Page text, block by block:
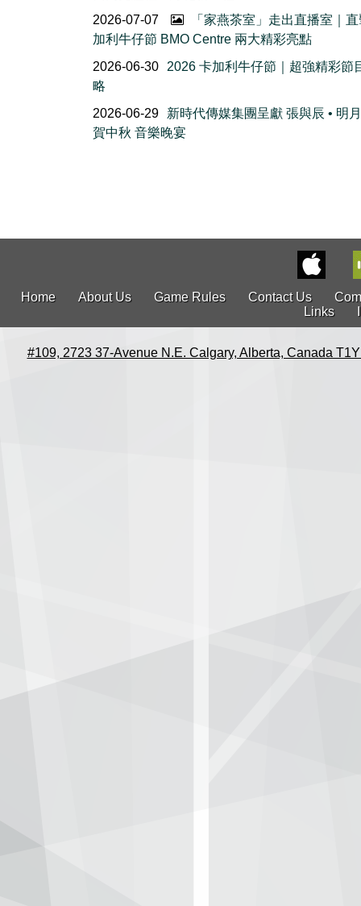
2026-07-07
「家燕茶室」走出直播室｜
加利牛仔節 BMO Centre 兩大精彩亮點
2026-06-30
2026 卡加利牛仔節｜超強精彩節
略
2026-06-29
新時代傳媒集團呈獻 張與辰 • 明
賀中秋 音樂晚宴
Home About Us Game Rules Contact Us
Links
#109, 2723 37-Avenue N.E. Calgary, Alberta, Canada